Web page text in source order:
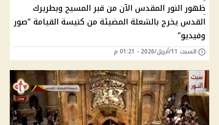
ظهور النور المقدس الآن من قبر المسيح وبطريرك
القدس يخرج بالشعلة المضيئة من كنيسة القيامة "صور
وفيديو"
السبت 11/أبريل/2026 - 01:21 م